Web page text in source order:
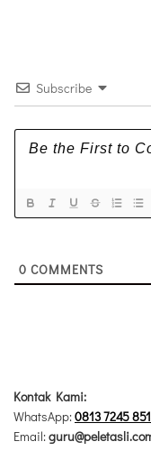
Subscribe
0 COMMENTS
Kontak Kami:
WhatsApp:0813 7245
Email: